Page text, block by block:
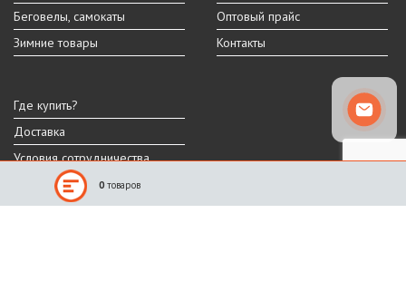
Беговелы, самокаты
Зимние товары
Оптовый прайс
Контакты
Где купить?
Доставка
Условия сотрудничества
Реальный внешний вид и технические характеристики товара могут
0 товаров